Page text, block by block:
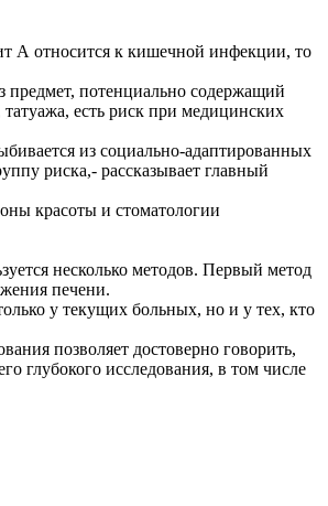
А относится к кишечной инфекции, то
предмет, потенциально содержащий
есть риск при медицинских
из социально-адаптированных
риска,- рассказывает главный
красоты и стоматологии
несколько методов. Первый метод
печени.
у текущих больных, но и у тех, кто
позволяет достоверно говорить,
глубокого исследования, в том числе